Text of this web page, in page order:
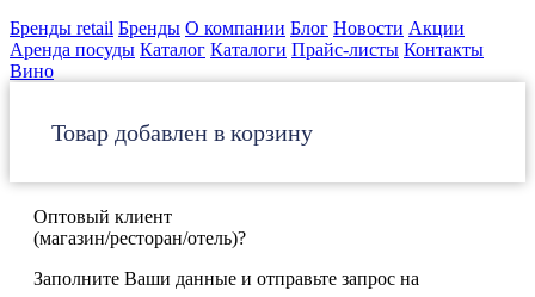
Бренды retail Бренды О компании Блог Новости Акции
Аренда посуды Каталог Каталоги Прайс-листы Контакты
Вино
Товар добавлен в корзину
Оптовый клиент
(магазин/ресторан/отель)?
Заполните Ваши данные и отправьте запрос на